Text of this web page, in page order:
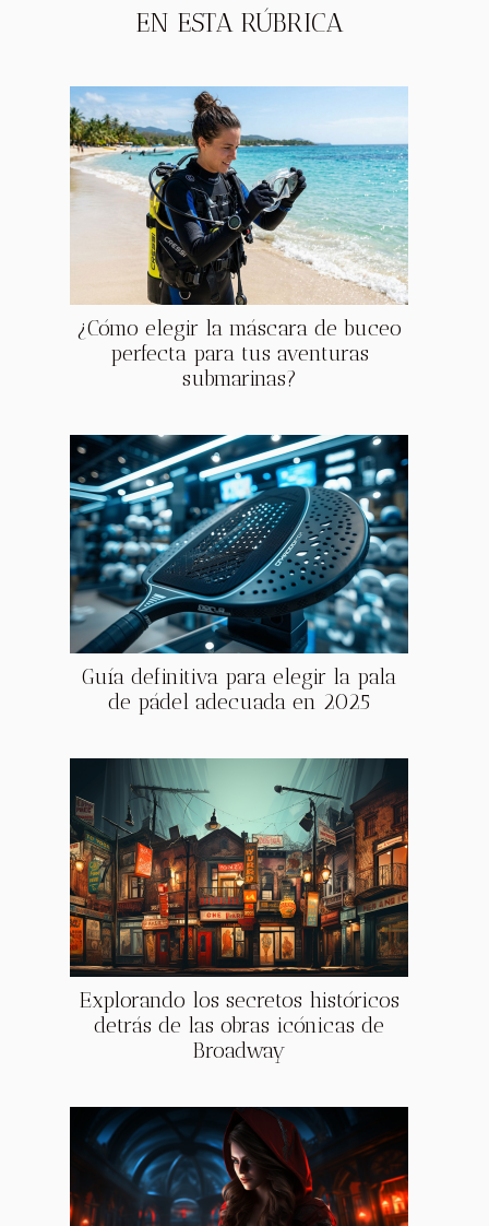
EN ESTA RÚBRICA
¿Cómo elegir la máscara de buceo
perfecta para tus aventuras
submarinas?
Guía definitiva para elegir la pala
de pádel adecuada en 2025
Explorando los secretos históricos
detrás de las obras icónicas de
Broadway